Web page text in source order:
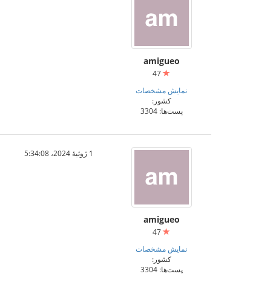
amigueo
نمایش مشخصات
کشور:
پست‌ها: 3304
amigueo
نمایش مشخصات
کشور:
پست‌ها: 3304
1 ژوئیهٔ 2024،‏ 5:34:08